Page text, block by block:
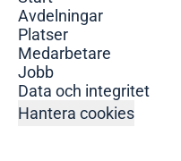
Avdelningar
Platser
Medarbetare
Jobb
Data och integritet
Hantera cookies